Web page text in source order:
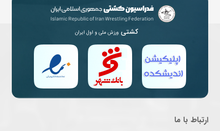
کشتی ورزش ملی و اول ایران
ارتباط با ما